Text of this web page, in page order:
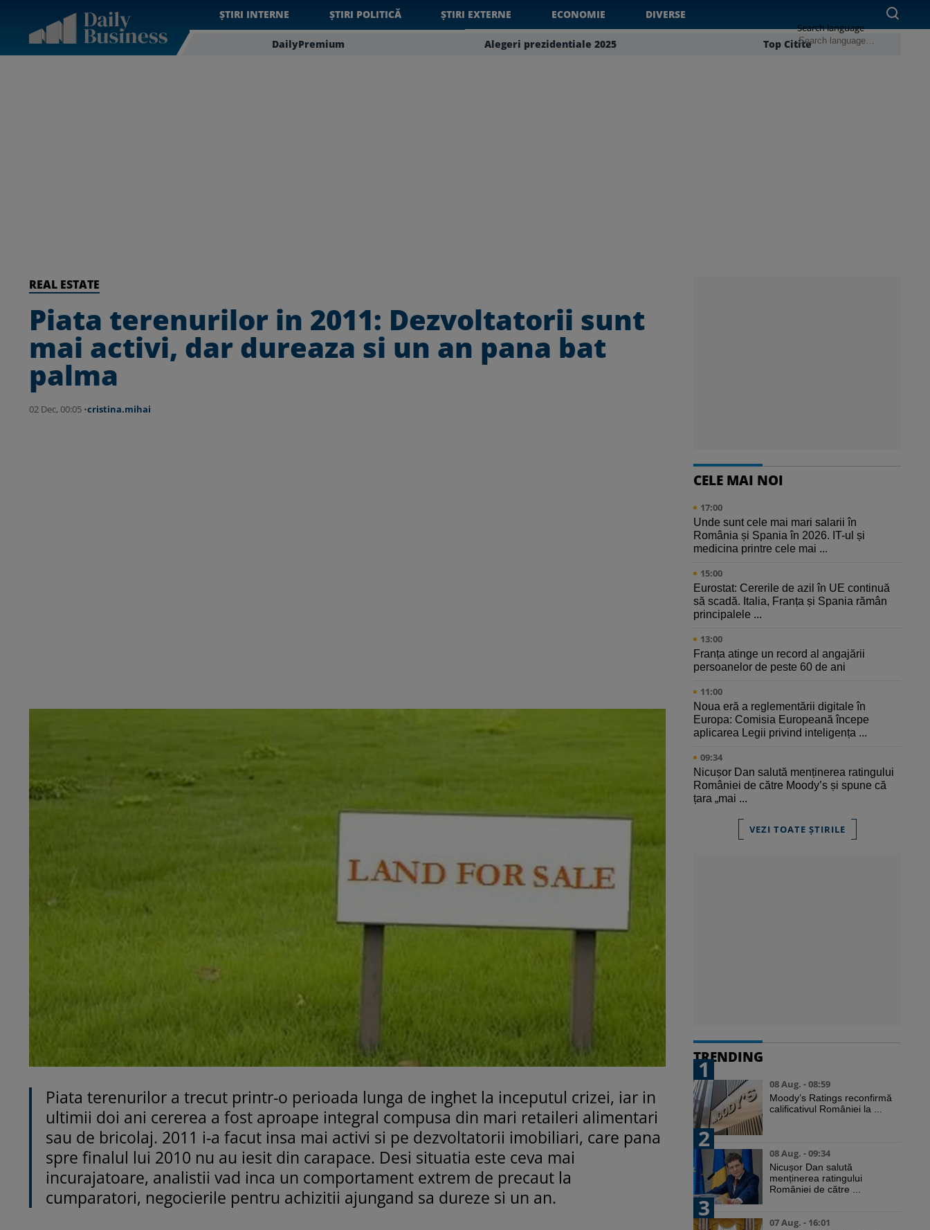
ȘTIRI INTERNE ȘTIRI POLITICĂ ȘTIRI EXTERNE ECONOMIE DIVERSE
DailyPremium Alegeri prezidentiale 2025 Top Citite
Search language
REAL ESTATE
Piata terenurilor in 2011: Dezvoltatorii sunt
mai activi, dar dureaza si un an pana bat
palma
02 Dec, 00:05 •cristina.mihai
Piata terenurilor a trecut printr-o perioada lunga de inghet la inceputul crizei, iar in
ultimii doi ani cererea a fost aproape integral compusa din mari retaileri alimentari
sau de bricolaj. 2011 i-a facut insa mai activi si pe dezvoltatorii imobiliari, care pana
spre finalul lui 2010 nu au iesit din carapace. Desi situatia este ceva mai
incurajatoare, analistii vad inca un comportament extrem de precaut la
cumparatori, negocierile pentru achizitii ajungand sa dureze si un an.
CELE MAI NOI
17:00
Unde sunt cele mai mari salarii în
România și Spania în 2026. IT-ul și
medicina printre cele mai ...
15:00
Eurostat: Cererile de azil în UE continuă
să scadă. Italia, Franța și Spania rămân
principalele ...
13:00
Franța atinge un record al angajării
persoanelor de peste 60 de ani
11:00
Noua eră a reglementării digitale în
Europa: Comisia Europeană începe
aplicarea Legii privind inteligența ...
09:34
Nicușor Dan salută menținerea ratingului
României de către Moody’s și spune că
țara „mai ...
VEZI TOATE ȘTIRILE
TRENDING
1
08 Aug. - 08:59
Moody’s Ratings reconfirmă
calificativul României la ...
2
08 Aug. - 09:34
Nicușor Dan salută
menținerea ratingului
României de către ...
3
07 Aug. - 16:01